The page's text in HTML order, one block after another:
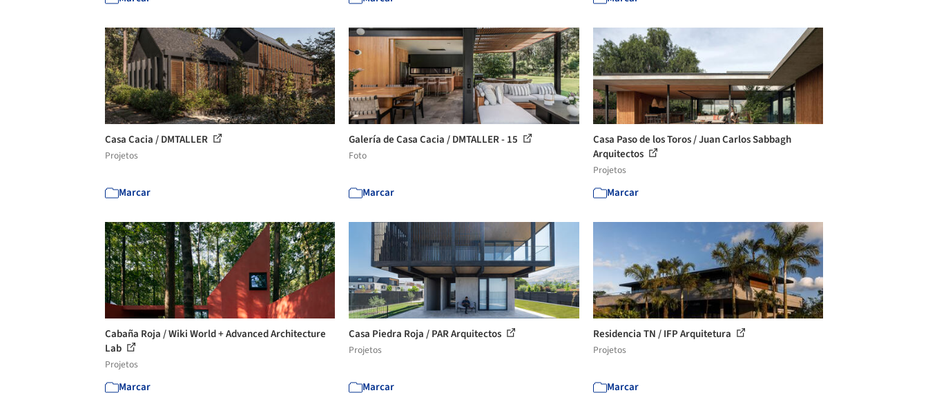
Casa Cacia / DMTALLER
Projetos
Marcar
Galería de Casa Cacia / DMTALLER - 15
Foto
Marcar
Casa Paso de los Toros / Juan Carlos Sabbagh
Arquitectos
Projetos
Marcar
Cabaña Roja / Wiki World + Advanced Architecture
Lab
Projetos
Marcar
Casa Piedra Roja / PAR Arquitectos
Projetos
Marcar
Residencia TN / IFP Arquitetura
Projetos
Marcar